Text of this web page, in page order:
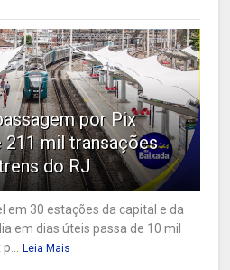
por Pix
211 mil transações
do RJ
em 30 estações da capital e da
em dias úteis passa de 10 mil
Leia Mais